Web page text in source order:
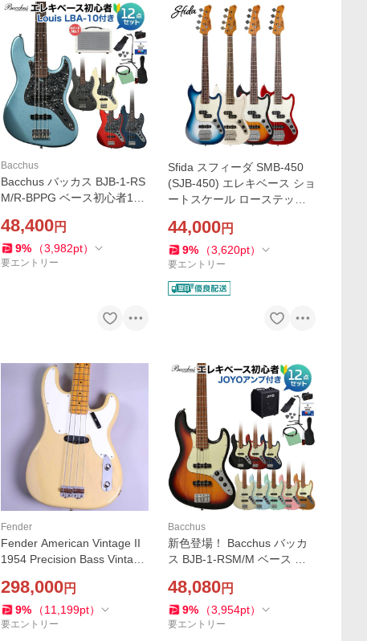
Bacchus
Bacchus バッカス BJB-1-RS
M/R-BPPG ベース初心者12
れてるベースアンプ付 エレ
キベース ユニバースシリー
ズ
48,400円
9% （3,982pt）
要エントリー
Sfida スフィーダ SMB-450
(SJB-450) エレキベース ショ
ートスケール ローステッド
付属
44,000円
9% （3,620pt）
要エントリー
Fender
Fender American Vintage II
1954 Precision Bass Vintage
ース アウトレット
298,000円
9% （11,199pt）
要エントリー
Bacchus
新色登場！ Bacchus バッカ
ス BJB-1-RSM/M ベース 初
プ付 ジャズベースタイプ ロ
ーステッドメイプルネック
48,080円
9% （3,954pt）
要エントリー